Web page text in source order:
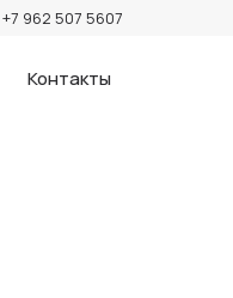
+7 962 507 5607
Контакты